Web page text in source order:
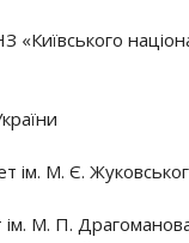
«Київського
ім. М. Є.
ім. М. П.